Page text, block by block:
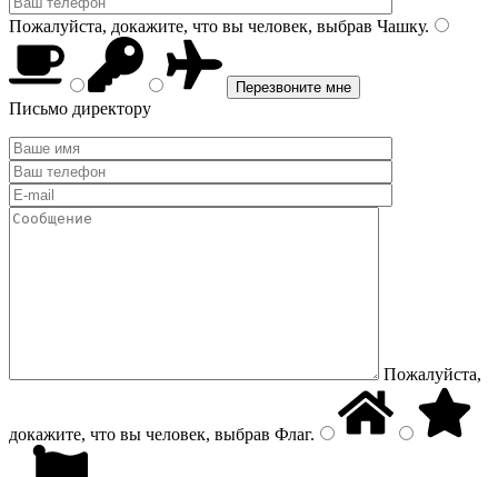
Пожалуйста, докажите, что вы человек, выбрав Чашку.
Письмо директору
Пожалуйста,
докажите, что вы человек, выбрав Флаг.